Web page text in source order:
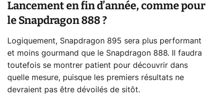
Lancement en fin d’année, comme pour
le Snapdragon 888 ?
Logiquement, Snapdragon 895 sera plus performant
et moins gourmand que le Snapdragon 888. Il faudra
toutefois se montrer patient pour découvrir dans
quelle mesure, puisque les premiers résultats ne
devraient pas être dévoilés de sitôt.